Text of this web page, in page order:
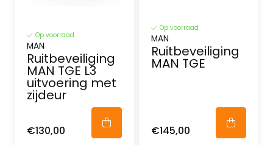
Op voorraad
MAN
Ruitbeveiliging
MAN TGE L3
uitvoering met
zijdeur
€130,00
Op voorraad
MAN
Ruitbeveiliging
MAN TGE
€145,00